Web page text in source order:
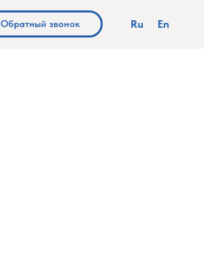
Обратный звонок Ru En